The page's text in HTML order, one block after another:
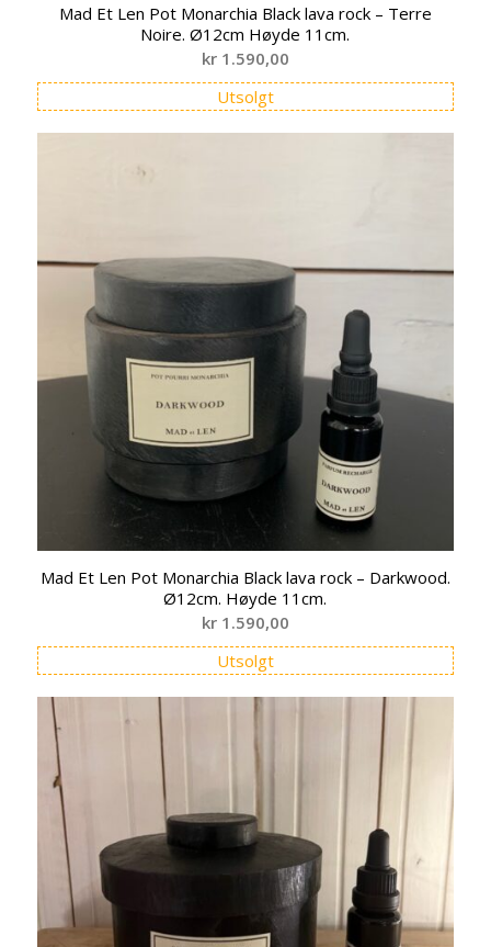
Mad Et Len Pot Monarchia Black lava rock – Terre
Noire. Ø12cm Høyde 11cm.
kr1.590,00
Utsolgt
Mad Et Len Pot Monarchia Black lava rock – Darkwood.
Ø12cm. Høyde 11cm.
kr1.590,00
Utsolgt